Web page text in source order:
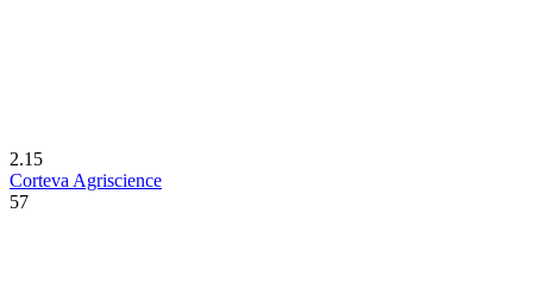
2.15
Corteva Agriscience
57